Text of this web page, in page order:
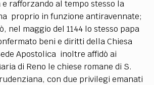
e rafforzando al tempo stesso la
proprio in funzione antiravennate;
nel maggio del 1144 lo stesso papa
beni e diritti della Chiesa
Apostolica inoltre affidò ai
di Reno le chiese romane di S.
con due privilegi emanati